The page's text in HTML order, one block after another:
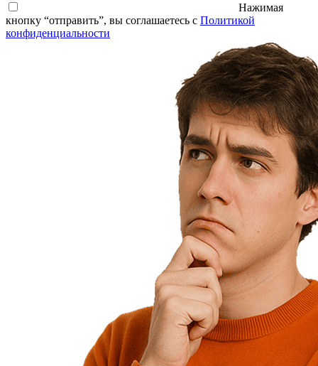
Нажимая
кнопку “отправить”, вы соглашаетесь с Политикой
конфиденциальности